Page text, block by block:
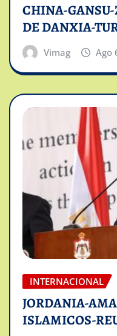
CHINA-
DE DANXIA-
Vimag Ago
INTERNACIONAL
JORDANIA-
ISLAMICOS-